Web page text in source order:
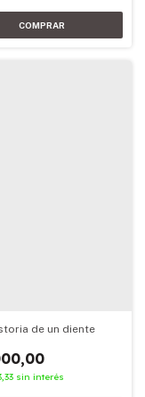
de un diente
sin interés